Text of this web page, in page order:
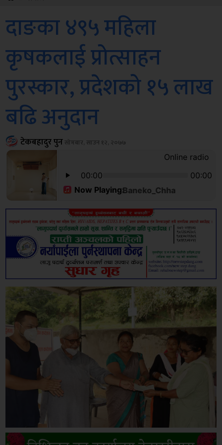
दाङका ४९५ महिला
कृषकलाई प्रोत्साहन
पुरस्कार, प्रदेशको १५ लाख
बढि अनुदान
टेकबहादुर पुनसोमबार, साउन १२, २०७७